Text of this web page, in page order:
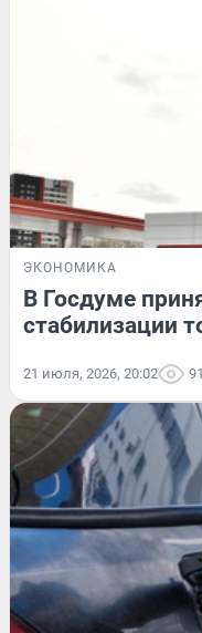
ЭКОНОМИКА
В Госдуме
стабилизации
21 июля, 2026, 20:02